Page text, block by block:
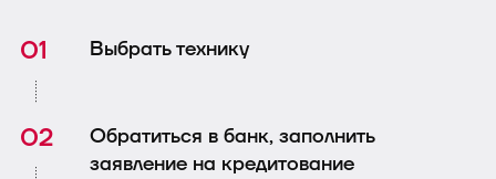
Выбрать технику
Обратиться в банк, заполнить
заявление на кредитование